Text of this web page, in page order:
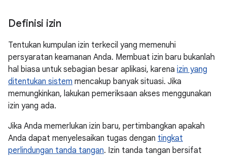
Definisi izin
Tentukan kumpulan izin terkecil yang memenuhi
persyaratan keamanan Anda. Membuat izin baru bukanlah
hal biasa untuk sebagian besar aplikasi, karena izin yang
ditentukan sistem mencakup banyak situasi. Jika
memungkinkan, lakukan pemeriksaan akses menggunakan
izin yang ada.
Jika Anda memerlukan izin baru, pertimbangkan apakah
Anda dapat menyelesaikan tugas dengan tingkat
perlindungan tanda tangan. Izin tanda tangan bersifat